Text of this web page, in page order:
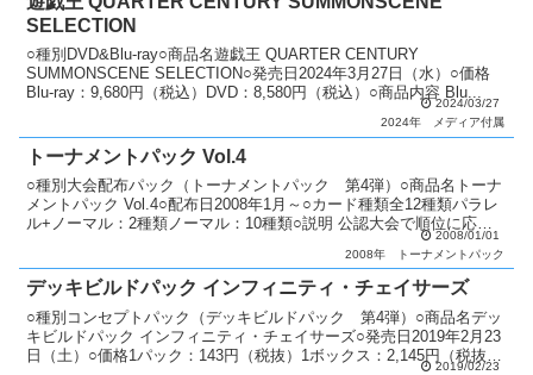
SELECTION
○種別DVD&Blu-ray○商品名遊戯王 QUARTER CENTURY
SUMMONSCENE SELECTION○発売日2024年3月27日（水）○価格
Blu-ray：9,680円（税込）DVD：8,580円（税込）○商品内容 Blu...
2024/03/27
2024年
メディア付属
トーナメントパック Vol.4
○種別大会配布パック（トーナメントパック 第4弾）○商品名トーナ
メントパック Vol.4○配布日2008年1月～○カード種類全12種類パラレ
ル+ノーマル：2種類ノーマル：10種類○説明 公認大会で順位に応じ
2008/01/01
2008年
トーナメントパック
デッキビルドパック インフィニティ・チェイサーズ
○種別コンセプトパック（デッキビルドパック 第4弾）○商品名デッ
キビルドパック インフィニティ・チェイサーズ○発売日2019年2月23
日（土）○価格1パック：143円（税抜）1ボックス：2,145円（税抜）
2019/02/23